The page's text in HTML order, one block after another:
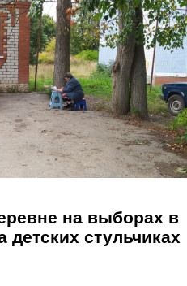
на выборах в
стульчиках